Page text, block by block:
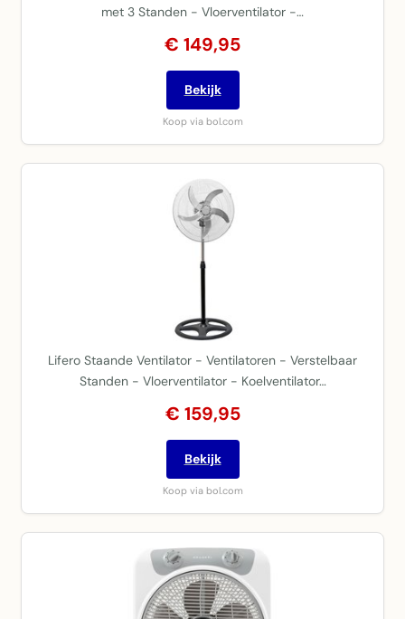
met 3 Standen - Vloerventilator -…
€ 149,95
Bekijk
Koop via bol.com
Lifero Staande Ventilator - Ventilatoren - Verstelbaar
Standen - Vloerventilator - Koelventilator…
€ 159,95
Bekijk
Koop via bol.com